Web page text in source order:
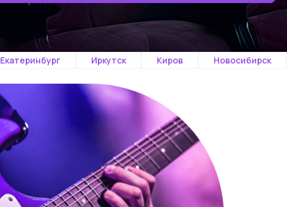
Екатеринбург Иркутск Киров Новосибирск